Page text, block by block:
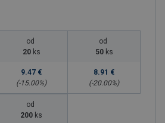
od
20 ks
9.47 €
(-15.00%)
od
50 ks
8.91 €
(-20.00%)
od
200 ks